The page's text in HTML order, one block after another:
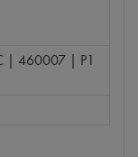
| 460007 | P1